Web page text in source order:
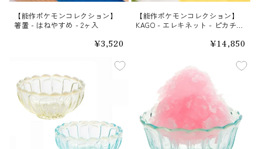
【能作ポケモンコレクション】
箸置 - はねやすめ - 2ヶ入
通
¥3,520
【能作ポケモンコレクション】
KAGO - エレキネット - ピカチュ
通
¥14,850